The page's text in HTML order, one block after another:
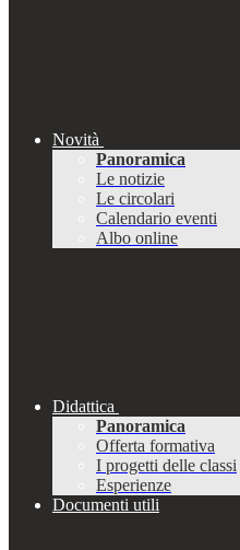
Novità
Panoramica
Le notizie
Le circolari
Calendario eventi
Albo online
Didattica
Panoramica
Offerta formativa
I progetti delle classi
Esperienze
Documenti utili